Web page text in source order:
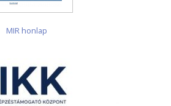
MIR honlap